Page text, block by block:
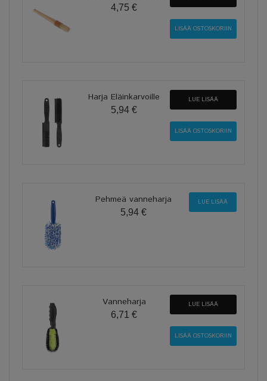
4,75 €
Harja Eläinkarvoille
5,94 €
LUE LISÄÄ
Pehmeä vanneharja
5,94 €
LUE LISÄÄ
Vanneharja
6,71 €
LUE LISÄÄ